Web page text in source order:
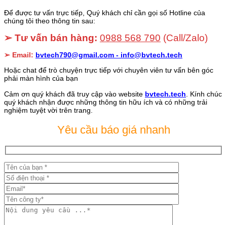
Để được tư vấn trực tiếp, Quý khách chỉ cần gọi số Hotline của
chúng tôi theo thông tin sau:
➢ Tư vấn bán hàng: 0988 568 790 (Call/Zalo)
➢ Email: bvtech790@gmail.com - info@bvtech.tech
Hoặc chat để trò chuyện trực tiếp với chuyên viên tư vấn bên góc
phải màn hình của bạn
Cảm ơn quý khách đã truy cập vào website bvtech.tech . Kính chúc
quý khách nhận được những thông tin hữu ích và có những trải
nghiệm tuyệt vời trên trang.
Yêu cầu báo giá nhanh